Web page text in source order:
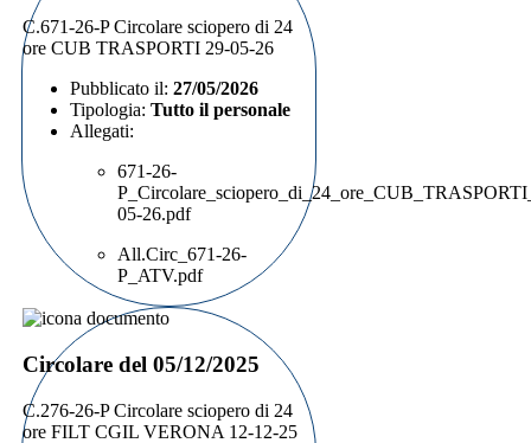
C.671-26-P Circolare sciopero di 24
ore CUB TRASPORTI 29-05-26
Pubblicato il: 27/05/2026
Tipologia: Tutto il personale
Allegati:
671-26-
05-26.pdf
All.Circ_671-26-
P_ATV.pdf
Circolare del 05/12/2025
C.276-26-P Circolare sciopero di 24
ore FILT CGIL VERONA 12-12-25